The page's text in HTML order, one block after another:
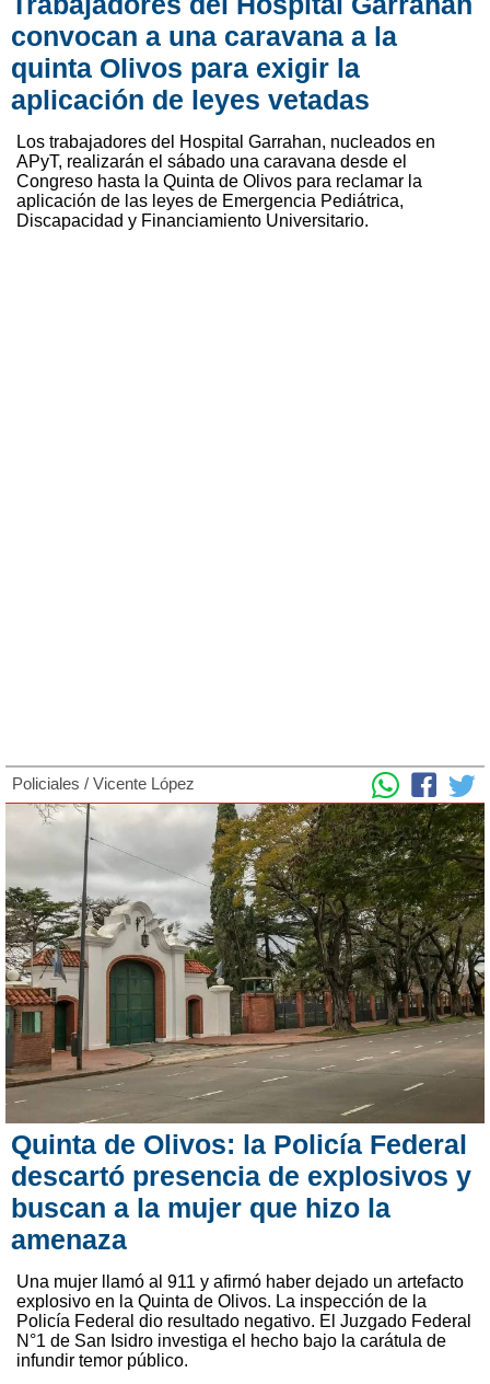
convocan a una caravana a la
quinta Olivos para exigir la
aplicación de leyes vetadas
Los trabajadores del Hospital Garrahan, nucleados en
APyT, realizarán el sábado una caravana desde el
Congreso hasta la Quinta de Olivos para reclamar la
aplicación de las leyes de Emergencia Pediátrica,
Discapacidad y Financiamiento Universitario.
Policiales / Vicente López
Quinta de Olivos: la Policía Federal
descartó presencia de explosivos y
buscan a la mujer que hizo la
amenaza
Una mujer llamó al 911 y afirmó haber dejado un artefacto
explosivo en la Quinta de Olivos. La inspección de la
Policía Federal dio resultado negativo. El Juzgado Federal
N°1 de San Isidro investiga el hecho bajo la carátula de
infundir temor público.